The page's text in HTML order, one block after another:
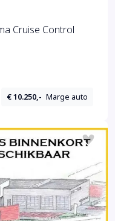
Cruise Control
€ 10.250,- Marge auto